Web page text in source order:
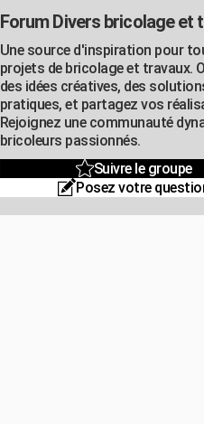
Forum Divers bricolage et
Une source d'inspiration pour
projets de bricolage et travaux.
des idées créatives, des
pratiques, et partagez vos
Rejoignez une communauté
bricoleurs passionnés.
Suivre le groupe
Posez votre